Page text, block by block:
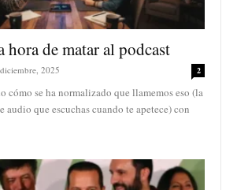
hora de matar al podcast
2025 2
cómo se ha normalizado que llamemos eso (la
audio que escuchas cuando te apetece) con